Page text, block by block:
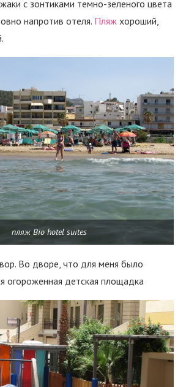
с зонтиками темно-зеленого цвета
напротив отеля. Пляж хороший,
пляж Bio hotel suites
Во дворе, что для меня было
огороженная детская площадка